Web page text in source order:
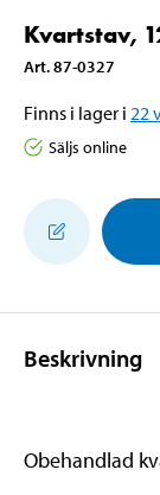
Kvartstav,
Art.87-0327
Finns i lager i 22
Säljs online
Beskrivning
Obehandlad